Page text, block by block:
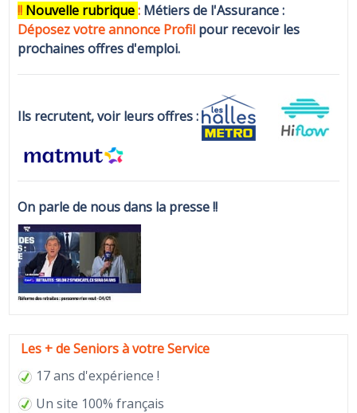
!! Nouvelle rubrique: Métiers de l'Assurance :
Déposez votre annonce Profil pour recevoir les
prochaines offres d'emploi.
Ils recrutent, voir leurs offres :
On parle de nous dans la presse !!
Les + de Seniors à votre Service
17 ans d'expérience !
Un site 100% français